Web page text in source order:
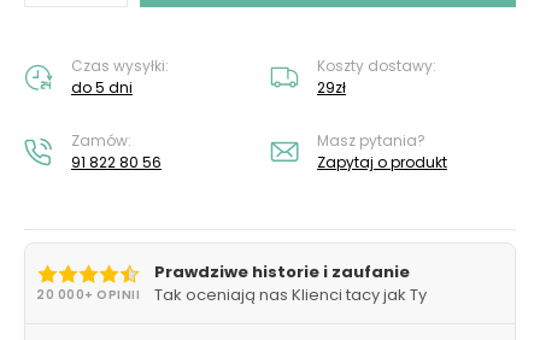
Czas wysyłki:
do 5 dni
Koszty dostawy:
29zł
Zamów:
91 822 80 56
Masz pytania?
Zapytaj o produkt
20 000+ OPINII
Prawdziwe historie i zaufanie
Tak oceniają nas Klienci tacy jak Ty